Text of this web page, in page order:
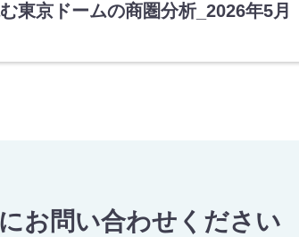
東京ドームの商圏分析_2026年5月
お問い合わせください